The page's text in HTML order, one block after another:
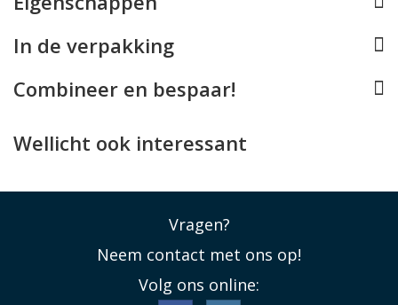
supercars. Deze Apple Watch strap geeft daardoor
De accessoires van Alcanside zijn verkrijgbaar voor al
uw Apple devices, zoals uw iPhone, MacBook en
Lees minder
In de verpakking
Combineer en bespaar!
Wellicht ook interessant
Vragen?
Neem contact met ons op!
Volg ons online: